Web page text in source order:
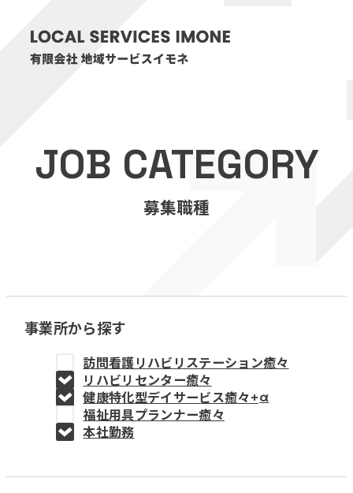
医療・介護事業
訪問看護リハビリステーション癒々
福祉用具プランナー癒々
教育事業
姫路中央こども園
姫路中央保育園
JOB CATEGORY
募集職種
事業所から探す
訪問看護リハビリステーション癒々
リハビリセンター癒々
健康特化型デイサービス癒々+α
福祉用具プランナー癒々
本社勤務